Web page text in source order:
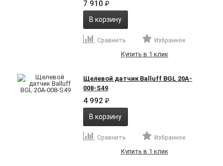
7 910₽
В корзину
Сравнить Избранное
Купить в 1 клик
Щелевой датчик Balluff BGL 20A-
008-S49
4 992₽
В корзину
Сравнить Избранное
Купить в 1 клик